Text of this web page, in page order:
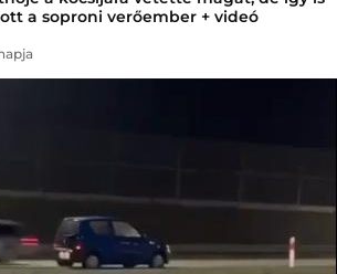
a soproni verőember + videó